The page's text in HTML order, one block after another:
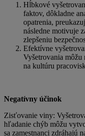
Hĺbkové
faktov, dôkladne
opatrenia,
následne motivuje
zlepšeniu
Efektívne
Vyšetrovania
na kultúru
Negatívny účinok
Zisťovanie viny:
hľadanie chýb môžu
sa zamestnanci zdráhajú